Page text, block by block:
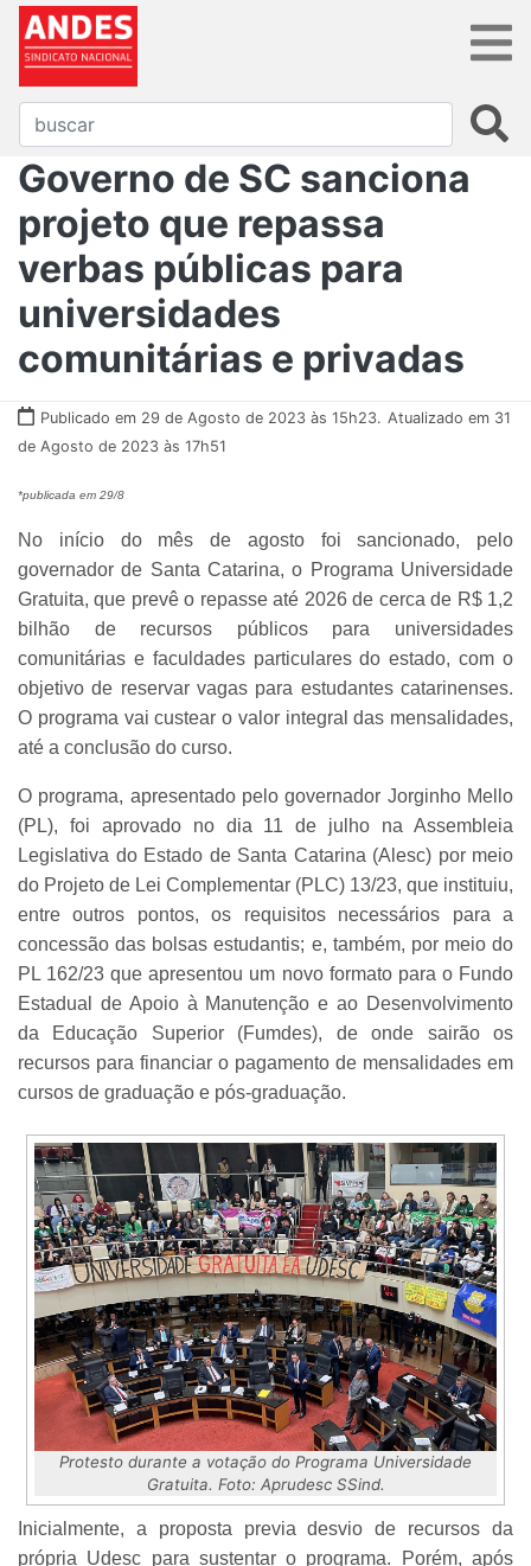
Governo de SC sanciona
projeto que repassa
verbas públicas para
universidades
comunitárias e privadas
Publicado em 29 de Agosto de 2023 às 15h23. Atualizado em 31
de Agosto de 2023 às 17h51
*publicada em 29/8
No início do mês de agosto foi sancionado, pelo
governador de Santa Catarina, o Programa Universidade
Gratuita, que prevê o repasse até 2026 de cerca de R$ 1,2
bilhão de recursos públicos para universidades
comunitárias e faculdades particulares do estado, com o
objetivo de reservar vagas para estudantes catarinenses.
O programa vai custear o valor integral das mensalidades,
até a conclusão do curso.
O programa, apresentado pelo governador Jorginho Mello
(PL), foi aprovado no dia 11 de julho na Assembleia
Legislativa do Estado de Santa Catarina (Alesc) por meio
do Projeto de Lei Complementar (PLC) 13/23, que instituiu,
entre outros pontos, os requisitos necessários para a
concessão das bolsas estudantis; e, também, por meio do
PL 162/23 que apresentou um novo formato para o Fundo
Estadual de Apoio à Manutenção e ao Desenvolvimento
da Educação Superior (Fumdes), de onde sairão os
recursos para financiar o pagamento de mensalidades em
cursos de graduação e pós-graduação.
Protesto durante a votação do Programa Universidade
Gratuita. Foto: Aprudesc SSind.
Inicialmente, a proposta previa desvio de recursos da
própria Udesc para sustentar o programa. Porém, após